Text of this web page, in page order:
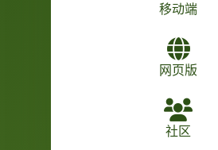
移动端
网页版
社区